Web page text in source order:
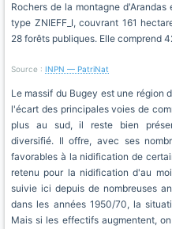
Rochers de la montagne
type ZNIEFF_I, couvrant 161
28 forêts publiques. Elle comprend
Source : INPN — PatriNat
Le massif du Bugey est une région
l'écart des principales voies de
plus au sud, il reste bien
diversifié. Il offre, avec ses
favorables à la nidification de
retenu pour la nidification d'au
suivie ici depuis de nombreuses
dans les années 1950/70, la
Mais si les effectifs augmentent,